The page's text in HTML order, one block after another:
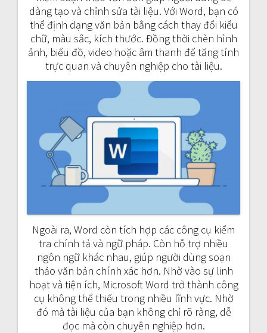
dàng tạo và chỉnh sửa tài liệu. Với Word, bạn có
thể định dạng văn bản bằng cách thay đổi kiểu
chữ, màu sắc, kích thước. Đồng thời chèn hình
ảnh, biểu đồ, video hoặc âm thanh để tăng tính
trực quan và chuyên nghiệp cho tài liệu.
Ngoài ra, Word còn tích hợp các công cụ kiểm
tra chính tả và ngữ pháp. Còn hỗ trợ nhiều
ngôn ngữ khác nhau, giúp người dùng soạn
thảo văn bản chính xác hơn. Nhờ vào sự linh
hoạt và tiện ích, Microsoft Word trở thành công
cụ không thể thiếu trong nhiều lĩnh vực. Nhờ
đó mà tài liệu của bạn không chỉ rõ ràng, dễ
đọc mà còn chuyên nghiệp hơn.